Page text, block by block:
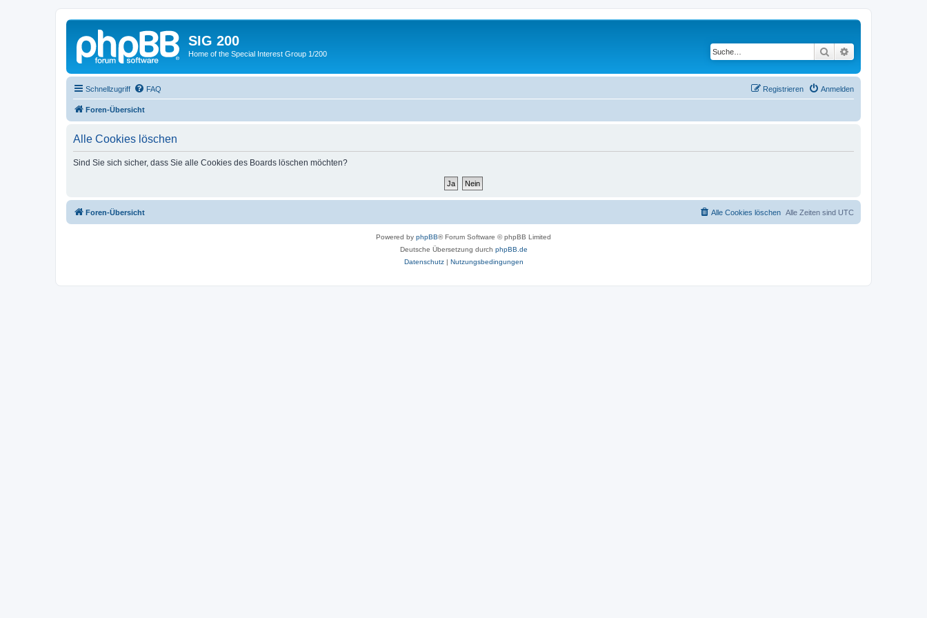
SIG 200
Home of the Special Interest Group 1/200 Suche
Schnellzugriff FAQ Anmelden
Registrieren
Foren-Übersicht
Alle Cookies löschen
Sind Sie sich sicher, dass Sie alle Cookies des Boards löschen möchten?
Foren-Übersicht Alle Zeiten sind UTC
Alle Cookies löschen
Powered by phpBB® Forum Software © phpBB Limited
Deutsche Übersetzung durch phpBB.de
Datenschutz| Nutzungsbedingungen